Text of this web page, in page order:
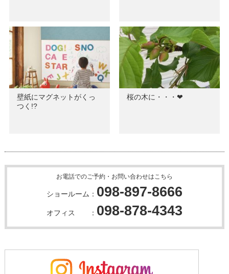
壁紙にマグネットがくっ
つく!?
桜の木に・・・❤
お電話でのご予約・お問い合わせはこちら
ショールーム： 098-897-8666
オフィス ： 098-878-4343